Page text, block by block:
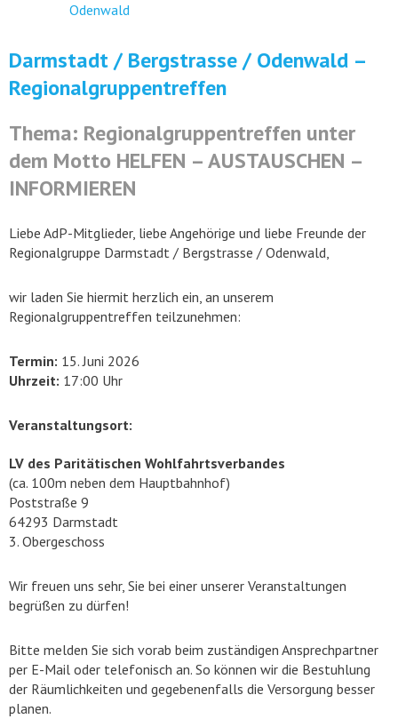
Odenwald
Darmstadt / Bergstrasse / Odenwald –
Regionalgruppentreffen
Thema: Regionalgruppentreffen unter
dem Motto HELFEN – AUSTAUSCHEN –
INFORMIEREN
Liebe AdP-Mitglieder, liebe Angehörige und liebe Freunde der
Regionalgruppe Darmstadt / Bergstrasse / Odenwald,
wir laden Sie hiermit herzlich ein, an unserem
Regionalgruppentreffen teilzunehmen:
Termin: 15. Juni 2026
Uhrzeit: 17:00 Uhr
Veranstaltungsort:
LV des Paritätischen Wohlfahrtsverbandes
(ca. 100m neben dem Hauptbahnhof)
Poststraße 9
64293 Darmstadt
3. Obergeschoss
Wir freuen uns sehr, Sie bei einer unserer Veranstaltungen
begrüßen zu dürfen!
Bitte melden Sie sich vorab beim zuständigen Ansprechpartner
per E-Mail oder telefonisch an. So können wir die Bestuhlung
der Räumlichkeiten und gegebenenfalls die Versorgung besser
planen.